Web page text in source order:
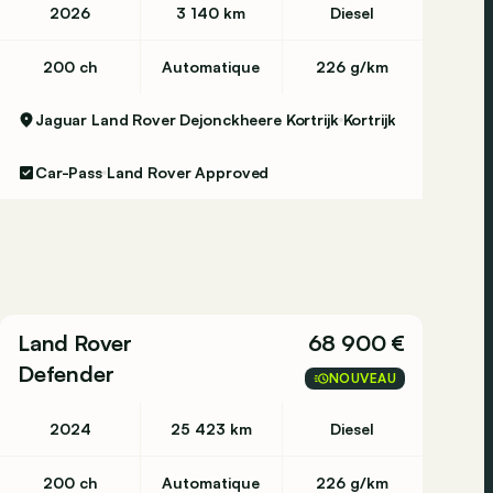
2026 3 140 km Diesel
200 ch Automatique 226 g/km
Jaguar Land Rover Dejonckheere Kortrijk Kortrijk
Car-Pass Land Rover Approved
Land Rover
Defender
68 900 €
NOUVEAU
2024 25 423 km Diesel
200 ch Automatique 226 g/km